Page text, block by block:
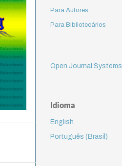
Para Autores
Para Bibliotecários
Open Journal Systems
Idioma
English
Português (Brasil)